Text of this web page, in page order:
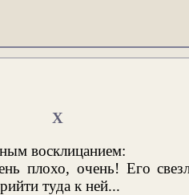
X
восклицанием:
плохо, очень! Его
туда к ней...